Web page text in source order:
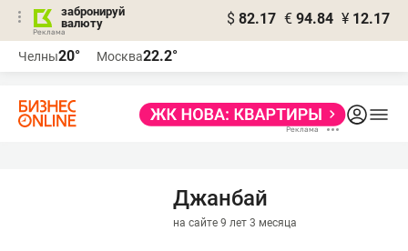
забронируй
валюту
$ 82.17 € 94.84 ¥ 12.17
Челны20° Москва22.2°
Джанбай
на сайте 9 лет 3 месяца